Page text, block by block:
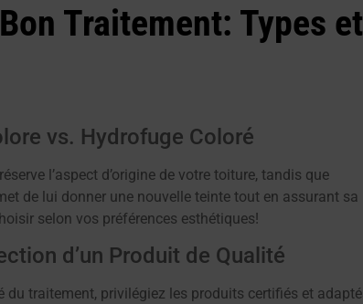
Traitement: Types et
vs. Hydrofuge Coloré
l’aspect d’origine de votre toiture, tandis que
de lui donner une nouvelle teinte tout en assurant sa
selon vos préférences esthétiques!
d’un Produit de Qualité
du traitement, privilégiez les produits certifiés et